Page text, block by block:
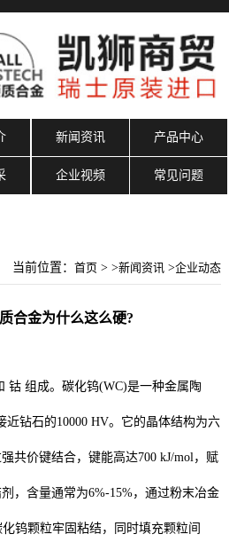
新闻资讯 产品中心
企业视频 常见问题
当前位置：首页 > >新闻资讯 >企业动态
合金为什么这么硬?
钴 组成。碳化钨(WC)是一种金属陶
近钻石的10000 HV。它的晶体结构为六
共价键结合，键能高达700 kJ/mol，赋
，含量通常为6%-15%，通过粉末冶金
钨颗粒牢固粘结，同时填充颗粒间